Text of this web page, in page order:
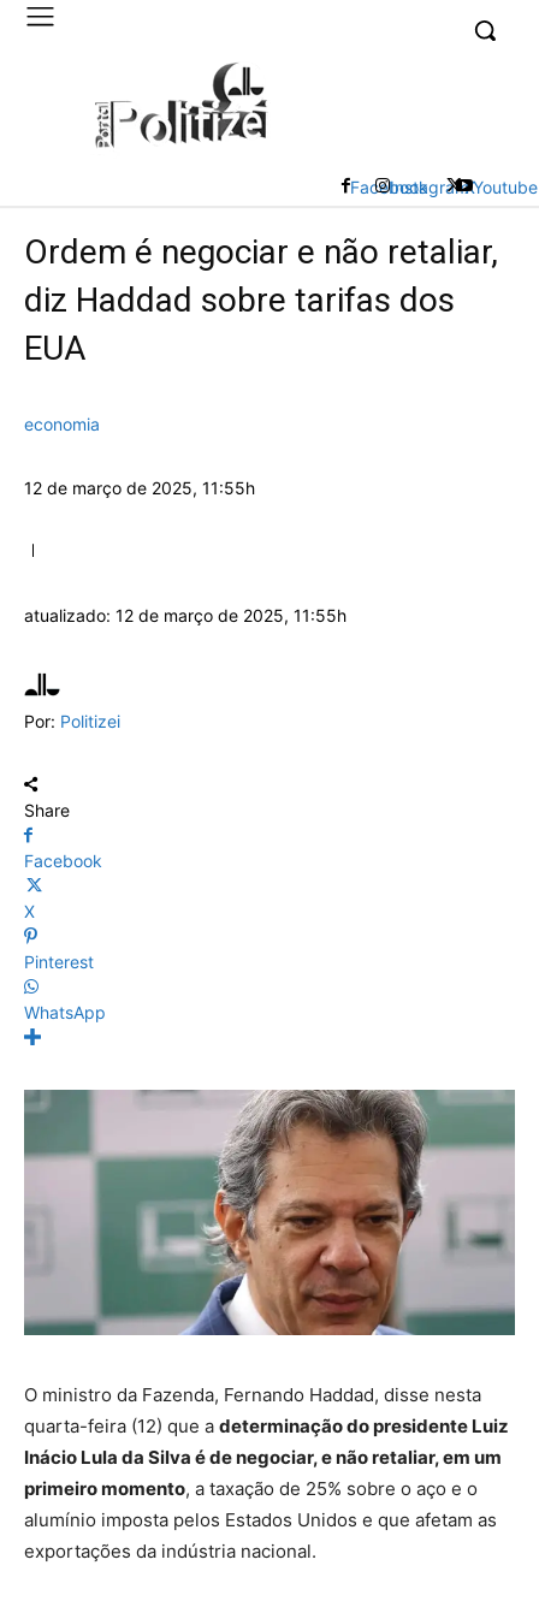
FacebookInstagramXYoutube
Ordem é negociar e não retaliar,
diz Haddad sobre tarifas dos
EUA
economia
12 de março de 2025, 11:55h
atualizado: 12 de março de 2025, 11:55h
Por: Politizei
Share
Facebook
X
Pinterest
WhatsApp
O ministro da Fazenda, Fernando Haddad, disse nesta
quarta-feira (12) que a determinação do presidente Luiz
Inácio Lula da Silva é de negociar, e não retaliar, em um
primeiro momento, a taxação de 25% sobre o aço e o
alumínio imposta pelos Estados Unidos e que afetam as
exportações da indústria nacional.